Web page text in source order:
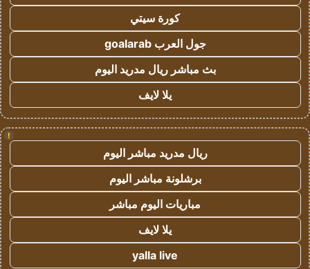
كورة سيتي
جول العرب goalarab
بث مباشر ريال مدريد اليوم
يلا لايف
!
ريال مدريد مباشر اليوم
برشلونة مباشر اليوم
مباريات اليوم مباشر
يلا لايف
yalla live